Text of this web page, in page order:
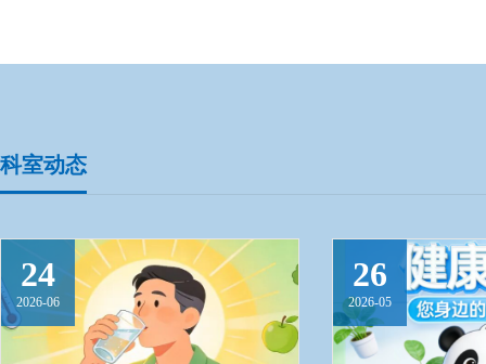
性骨病；糖尿病的分型
性醛固酮增多症；多囊
卵巢综合征；垂体瘤、
科室动态
24
2026-06
26
2026-05